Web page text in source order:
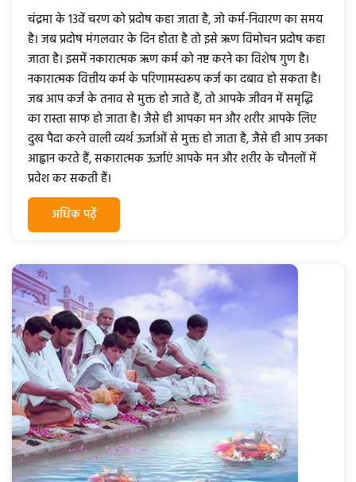
चंद्रमा के 13वें चरण को प्रदोष कहा जाता है, जो कर्म-निवारण का समय
है। जब प्रदोष मंगलवार के दिन होता है तो इसे ऋण विमोचन प्रदोष कहा
जाता है। इसमें नकारात्मक ऋण कर्म को नष्ट करने का विशेष गुण है।
नकारात्मक वित्तीय कर्म के परिणामस्वरूप कर्ज का दबाव हो सकता है।
जब आप कर्ज के तनाव से मुक्त हो जाते हैं, तो आपके जीवन में समृद्धि
का रास्ता साफ हो जाता है। जैसे ही आपका मन और शरीर आपके लिए
दुख पैदा करने वाली व्यर्थ ऊर्जाओं से मुक्त हो जाता है, जैसे ही आप उनका
आह्वान करते हैं, सकारात्मक ऊर्जाएं आपके मन और शरीर के चौनलों में
प्रवेश कर सकती हैं।
अधिक पढ़ें